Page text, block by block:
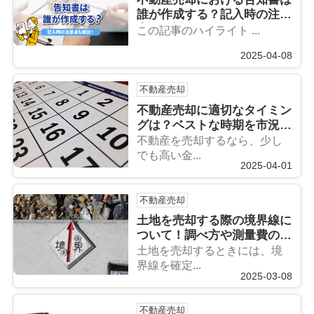
誰が作成する？記入時の注意
点も解説！
この記事のハイライト ...
2025-04-08
不動産売却
不動産売却に適切なタイミン
グは？ベストな時期を市況・
税金・季節で解説
不動産を売却するなら、少し
でも高い金...
2025-04-01
不動産売却
土地を売却する際の境界線に
ついて！調べ方や測量費の目
安も解説
土地を売却するときには、境
界線を確定...
2025-03-08
不動産売却